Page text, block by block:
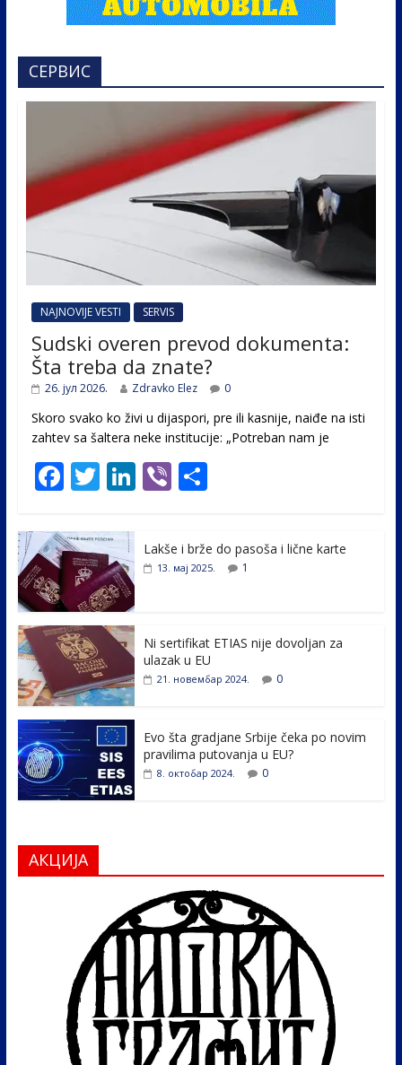
СЕРВИС
NAJNOVIJE VESTI SERVIS
Sudski overen prevod dokumenta:
Šta treba da znate?
26. јул 2026. Zdravko Elez 0
Skoro svako ko živi u dijaspori, pre ili kasnije, naiđe na isti
zahtev sa šaltera neke institucije: „Potreban nam je
F
ac
e
b
o
o
k
T
w
itt
er
Li
n
e
Vi
b
S
e
Lakše i brže do pasoša i lične karte
13. мај 2025. 1
Ni sertifikat ETIAS nije dovoljan za
ulazak u EU
21. новембар 2024. 0
Evo šta gradjane Srbije čeka po novim
pravilima putovanja u EU?
8. октобар 2024. 0
АКЦИЈА